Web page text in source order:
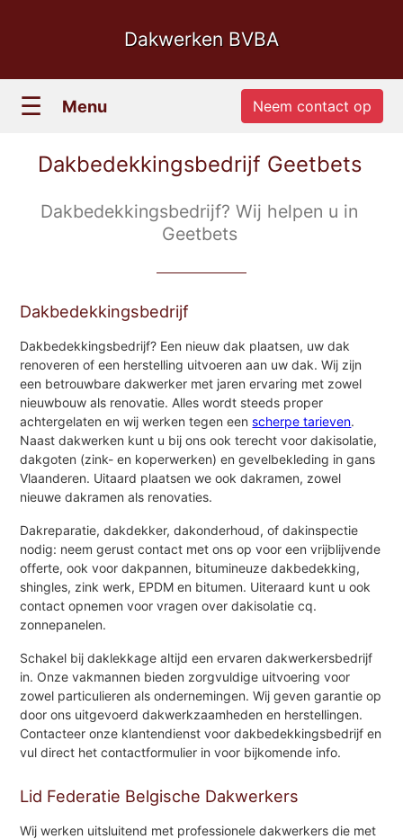
Dakwerken BVBA
☰ Menu Neem contact op
Dakbedekkingsbedrijf Geetbets
Dakbedekkingsbedrijf? Wij helpen u in
Geetbets
Dakbedekkingsbedrijf
Dakbedekkingsbedrijf? Een nieuw dak plaatsen, uw dak
renoveren of een herstelling uitvoeren aan uw dak. Wij zijn
een betrouwbare dakwerker met jaren ervaring met zowel
nieuwbouw als renovatie. Alles wordt steeds proper
achtergelaten en wij werken tegen eenscherpe tarieven.
Naast dakwerken kunt u bij ons ook terecht voor dakisolatie,
dakgoten (zink- en koperwerken) en gevelbekleding in gans
Vlaanderen. Uitaard plaatsen we ook dakramen, zowel
nieuwe dakramen als renovaties.
Dakreparatie, dakdekker, dakonderhoud, of dakinspectie
nodig: neem gerust contact met ons op voor een vrijblijvende
offerte, ook voor dakpannen, bitumineuze dakbedekking,
shingles, zink werk, EPDM en bitumen. Uiteraard kunt u ook
contact opnemen voor vragen over dakisolatie cq.
zonnepanelen.
Schakel bij daklekkage altijd een ervaren dakwerkersbedrijf
in. Onze vakmannen bieden zorgvuldige uitvoering voor
zowel particulieren als ondernemingen. Wij geven garantie op
door ons uitgevoerd dakwerkzaamheden en herstellingen.
Contacteer onze klantendienst voor dakbedekkingsbedrijf en
vul direct het contactformulier in voor bijkomende info.
Lid Federatie Belgische Dakwerkers
Wij werken uitsluitend met professionele dakwerkers die met